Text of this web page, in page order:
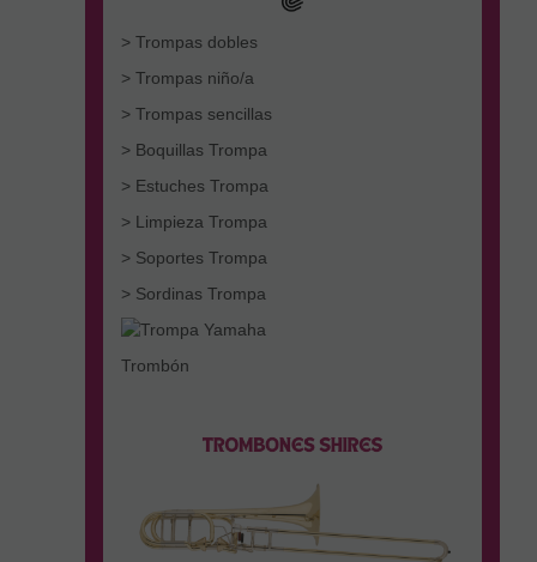
> Trompas dobles
> Trompas niño/a
> Trompas sencillas
> Boquillas Trompa
> Estuches Trompa
> Limpieza Trompa
> Soportes Trompa
> Sordinas Trompa
Trombón